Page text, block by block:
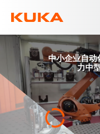
中小企业自动
力中